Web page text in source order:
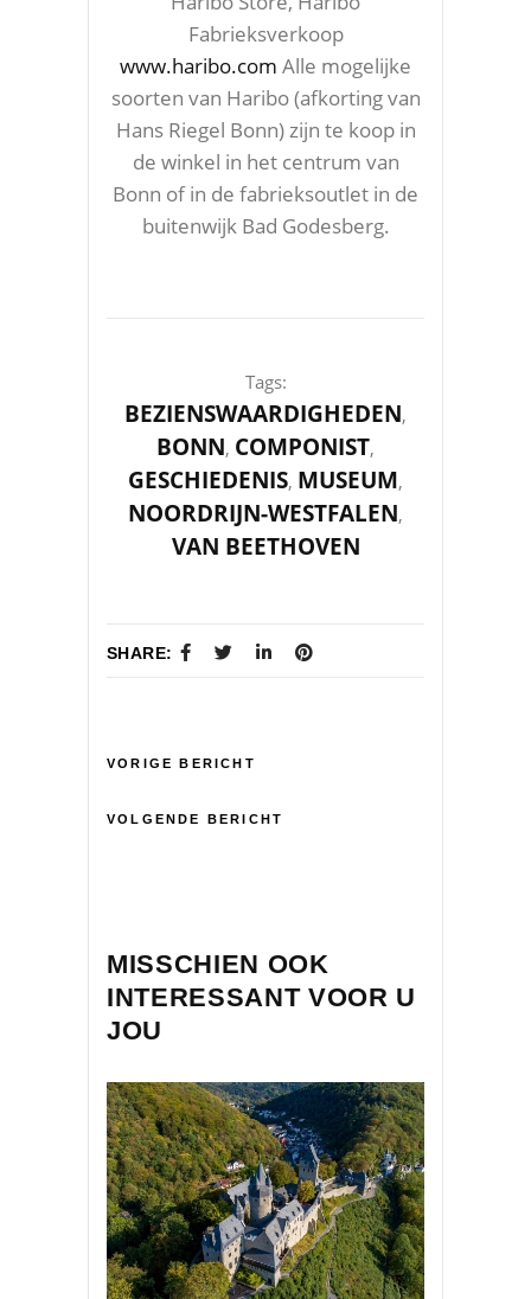
Fabrieksverkoop
www.haribo.com Alle mogelijke
soorten van Haribo (afkorting van
Hans Riegel Bonn) zijn te koop in
de winkel in het centrum van
Bonn of in de fabrieksoutlet in de
buitenwijk Bad Godesberg.
Tags:
BEZIENSWAARDIGHEDEN,
BONN, COMPONIST,
GESCHIEDENIS, MUSEUM,
NOORDRIJN-WESTFALEN,
VAN BEETHOVEN
SHARE:
VORIGE BERICHT
VOLGENDE BERICHT
MISSCHIEN OOK
INTERESSANT VOOR U
JOU